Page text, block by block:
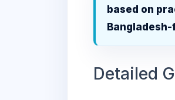
based on
Detailed